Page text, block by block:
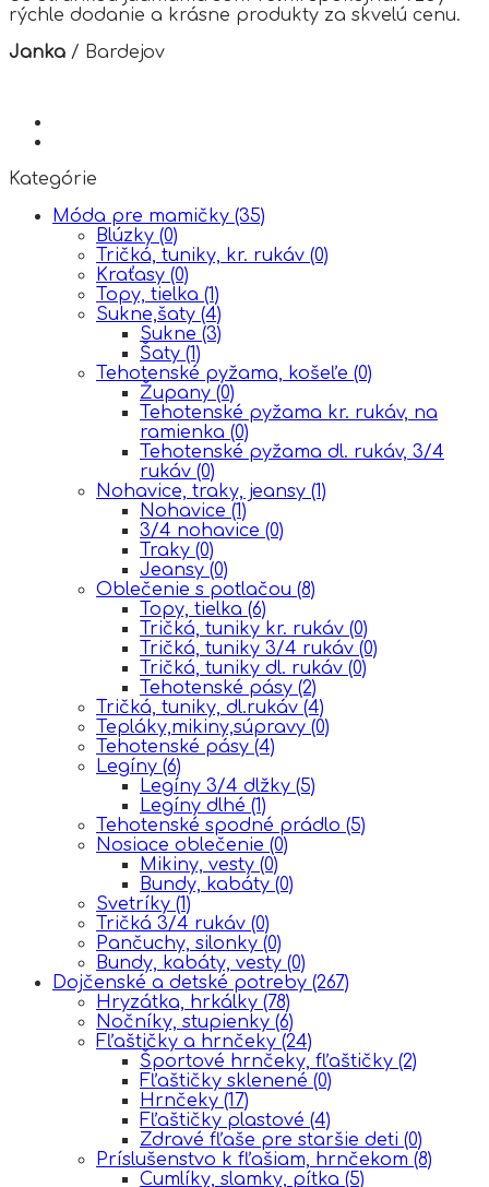
rýchle dodanie a krásne produkty za skvelú cenu.
Janka / Bardejov
Kategórie
Móda pre mamičky (35)
Blúzky (0)
Tričká, tuniky, kr. rukáv (0)
Kraťasy (0)
Topy, tielka (1)
Sukne,šaty (4)
Sukne (3)
Šaty (1)
Tehotenské pyžama, košeľe (0)
Župany (0)
Tehotenské pyžama kr. rukáv, na
ramienka (0)
Tehotenské pyžama dl. rukáv, 3/4
rukáv (0)
Nohavice, traky, jeansy (1)
Nohavice (1)
3/4 nohavice (0)
Traky (0)
Jeansy (0)
Oblečenie s potlačou (8)
Topy, tielka (6)
Tričká, tuniky kr. rukáv (0)
Tričká, tuniky 3/4 rukáv (0)
Tričká, tuniky dl. rukáv (0)
Tehotenské pásy (2)
Tričká, tuniky, dl.rukáv (4)
Tepláky,mikiny,súpravy (0)
Tehotenské pásy (4)
Legíny (6)
Legíny 3/4 dlžky (5)
Legíny dlhé (1)
Tehotenské spodné prádlo (5)
Nosiace oblečenie (0)
Mikiny, vesty (0)
Bundy, kabáty (0)
Svetríky (1)
Tričká 3/4 rukáv (0)
Pančuchy, silonky (0)
Bundy, kabáty, vesty (0)
Dojčenské a detské potreby (267)
Hryzátka, hrkálky (78)
Nočníky, stupienky (6)
Fľaštičky a hrnčeky (24)
Športové hrnčeky, fľaštičky (2)
Fľaštičky sklenené (0)
Hrnčeky (17)
Fľaštičky plastové (4)
Zdravé fľaše pre staršie deti (0)
Príslušenstvo k fľašiam, hrnčekom (8)
Cumlíky, slamky, pítka (5)